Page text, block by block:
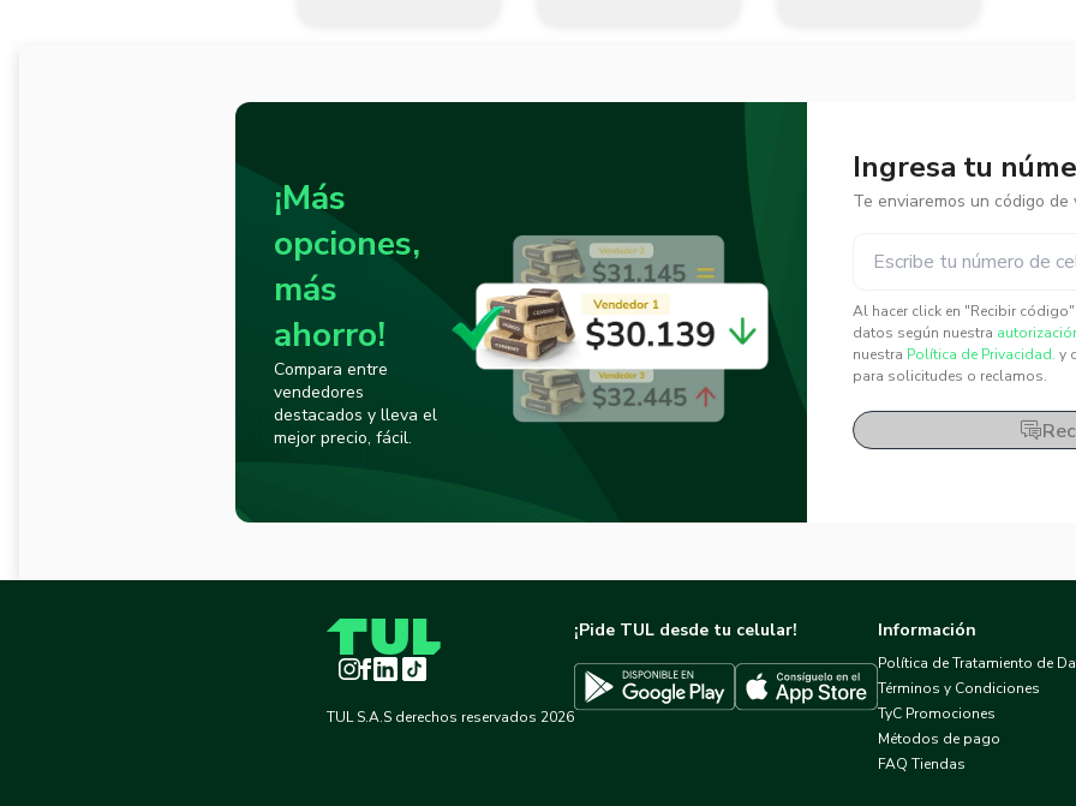
¡Más
opciones,
más
ahorro!
Compara entre
vendedores
destacados y lleva el
mejor precio, fácil.
Ingresa tu
Te enviaremos un código de
Al hacer click en "Recibir
datos según nuestra
nuestra Política de Privacidad. y
para solicitudes o reclamos.
Instagram
Facebook
LinkedInTikTok
TUL S.A.S derechos reservados 2026
¡Pide TUL desde tu celular!
Descargar TUL en Google PlayDescargar TUL en App Store
Información
Política de Tratamiento de
Términos y Condiciones
TyC Promociones
Métodos de pago
FAQ Tiendas